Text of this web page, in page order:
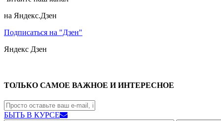
на Яндекс.Дзен
Подписаться на "Дзен"
Яндекс Дзен
ТОЛЬКО САМОЕ ВАЖНОЕ И ИНТЕРЕСНОЕ
БЫТЬ В КУРСЕ